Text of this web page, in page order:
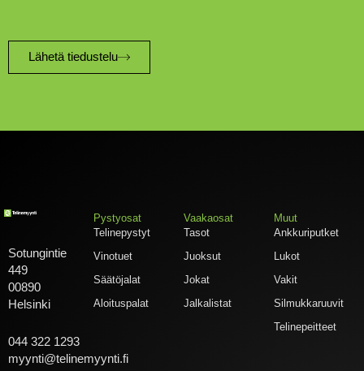
Lähetä tiedustelu
Sotungintie
449
00890
Helsinki
044 322 1293
myynti@telinemyynti.fi
Pystyosat
Telinepystyt
Vinotuet
Säätöjalat
Aloituspalat
Vaakaosat
Tasot
Juoksut
Jokat
Jalkalistat
Muut
Ankkuriputket
Lukot
Vakit
Silmukkaruuvit
Telinepeitteet